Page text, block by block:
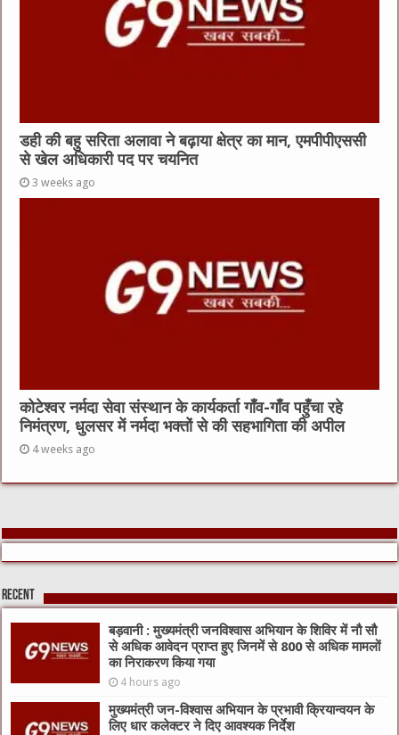
डही की बहु सरिता अलावा ने बढ़ाया क्षेत्र का मान, एमपीपीएससी
से खेल अधिकारी पद पर चयनित
3 weeks ago
कोटेश्वर नर्मदा सेवा संस्थान के कार्यकर्ता गाँव-गाँव पहुँचा रहे
निमंत्रण, धुलसर में नर्मदा भक्तों से की सहभागिता की अपील
4 weeks ago
Recent
बड़वानी : मुख्यमंत्री जनविश्वास अभियान के शिविर में नौ सौ
से अधिक आवेदन प्राप्त हुए जिनमें से 800 से अधिक मामलों
का निराकरण किया गया
4 hours ago
मुख्यमंत्री जन-विश्वास अभियान के प्रभावी क्रियान्वयन के
लिए धार कलेक्टर ने दिए आवश्यक निर्देश